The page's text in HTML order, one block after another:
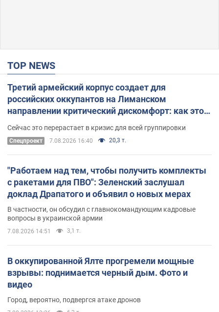
TOP NEWS
Третий армейский корпус создает для
российских оккупантов на Лиманском
направлении критический дискомфорт: как это
удалось
Сейчас это перерастает в кризис для всей группировки
Спецпроект 7.08.2026 16:40 20,3 т.
"Работаем над тем, чтобы получить комплекты
с ракетами для ПВО": Зеленский заслушал
доклад Драпатого и объявил о новых мерах
В частности, он обсудил с главнокомандующим кадровые
вопросы в украинской армии
7.08.2026 14:51 3,1 т.
В оккупированной Ялте прогремели мощные
взрывы: поднимается черный дым. Фото и
видео
Город, вероятно, подвергся атаке дронов